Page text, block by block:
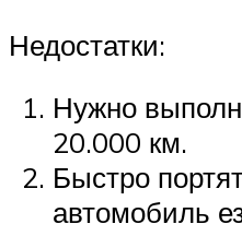
Недостатки:
Нужно
20.000 км.
Быстро
автомобиль